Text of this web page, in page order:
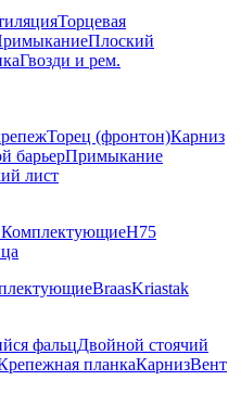
Торцевая
Плоский
Гвозди и рем.
Торец (фронтон)Карниз
барьерПримыкание
лист
КомплектующиеН75
BraasKriastak
фальцДвойной стоячий
планкаКарнизВент